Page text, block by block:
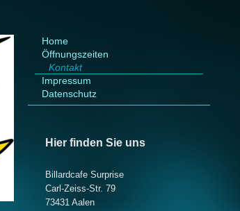
Home
Öffnungszeiten
Kontakt
Impressum
Datenschutz
Hier finden Sie uns
Billardcafe Surprise
Carl-Zeiss-Str. 79
73431 Aalen